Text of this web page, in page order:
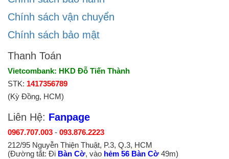
Chính sách vận chuyển
Chính sách bảo mật
Thanh Toán
Vietcombank: HKD Đỗ Tiến Thành
STK: 1417356789
(Kỳ Đồng, HCM)
Liên Hệ: Fanpage
0967.707.003 - 093.876.2223
212/95 Nguyễn Thiện Thuật, P.3, Q.3, HCM
(Đường tắt: Đi Bàn Cờ, vào hẻm 56 Bàn Cờ 49m)